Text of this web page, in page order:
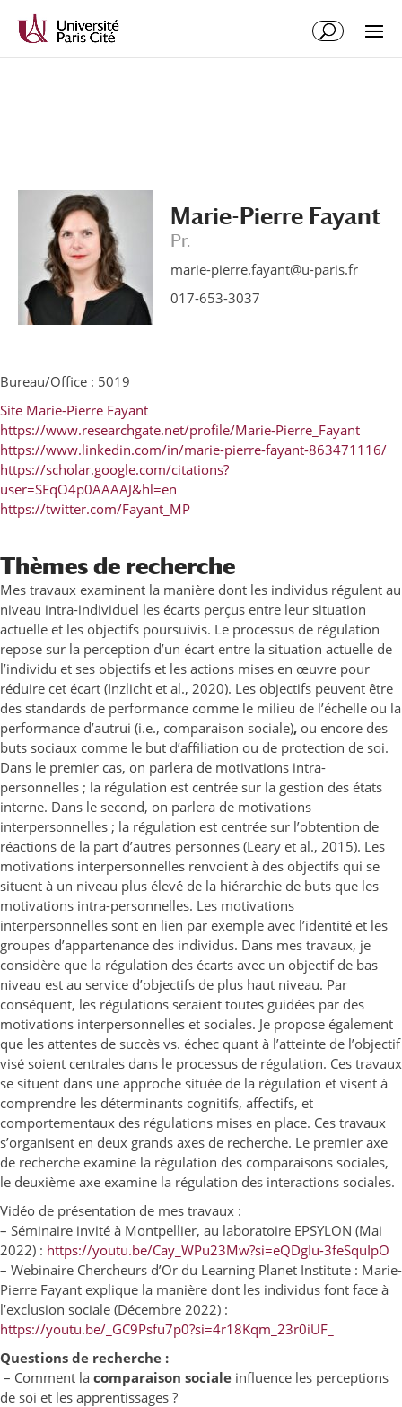
contenu
Marie-Pierre Fayant
Pr.
marie-pierre.fayant@u-paris.fr
017-653-3037
Bureau/Office : 5019
Site Marie-Pierre Fayant
https://www.researchgate.net/profile/Marie-Pierre_Fayant
https://www.linkedin.com/in/marie-pierre-fayant-863471116/
https://scholar.google.com/citations?
user=SEqO4p0AAAAJ&hl=en
https://twitter.com/Fayant_MP
Thèmes de recherche
Mes travaux examinent la manière dont les individus régulent au
niveau intra-individuel les écarts perçus entre leur situation
actuelle et les objectifs poursuivis. Le processus de régulation
repose sur la perception d’un écart entre la situation actuelle de
l’individu et ses objectifs et les actions mises en œuvre pour
réduire cet écart (Inzlicht et al., 2020). Les objectifs peuvent être
des standards de performance comme le milieu de l’échelle ou la
performance d’autrui (i.e., comparaison sociale), ou encore des
buts sociaux comme le but d’affiliation ou de protection de soi.
Dans le premier cas, on parlera de motivations intra-
personnelles ; la régulation est centrée sur la gestion des états
interne. Dans le second, on parlera de motivations
interpersonnelles ; la régulation est centrée sur l’obtention de
réactions de la part d’autres personnes (Leary et al., 2015). Les
motivations interpersonnelles renvoient à des objectifs qui se
situent à un niveau plus élevé́ de la hiérarchie de buts que les
motivations intra-personnelles. Les motivations
interpersonnelles sont en lien par exemple avec l’identité et les
groupes d’appartenance des individus. Dans mes travaux, je
considère que la régulation des écarts avec un objectif de bas
niveau est au service d’objectifs de plus haut niveau. Par
conséquent, les régulations seraient toutes guidées par des
motivations interpersonnelles et sociales. Je propose également
que les attentes de succès vs. échec quant à l’atteinte de l’objectif
visé soient centrales dans le processus de régulation. Ces travaux
se situent dans une approche située de la régulation et visent à
comprendre les déterminants cognitifs, affectifs, et
comportementaux des régulations mises en place. Ces travaux
s’organisent en deux grands axes de recherche. Le premier axe
de recherche examine la régulation des comparaisons sociales,
le deuxième axe examine la régulation des interactions sociales.
Vidéo de présentation de mes travaux :
– Séminaire invité à Montpellier, au laboratoire EPSYLON (Mai
2022) : https://youtu.be/Cay_WPu23Mw?si=eQDgIu-3feSquIpO
– Webinaire Chercheurs d’Or du Learning Planet Institute : Marie-
Pierre Fayant explique la manière dont les individus font face à
l’exclusion sociale (Décembre 2022) :
https://youtu.be/_GC9Psfu7p0?si=4r18Kqm_23r0iUF_
Questions de recherche :
– Comment la comparaison sociale influence les perceptions
de soi et les apprentissages ?